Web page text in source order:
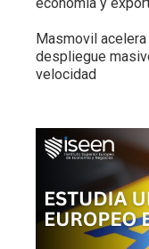
Masmovil
despliegue
velocidad